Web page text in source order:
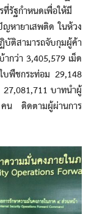
ที่รัฐกำหนดเพื่อให้มี
หายาเสพติด ในห้วง
บัติสามารถจับกุมผู้ค้า
กว่า 3,405,579 เม็ด
บพืชกระท่อม 29,148
บาทนำผู้
น ติดตามผู้ผ่านการ